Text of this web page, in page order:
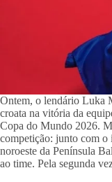
Ontem, o lendário Luka
croata na vitória da
Copa do Mundo 2026.
competição: junto com o
noroeste da Península
ao time. Pela segunda